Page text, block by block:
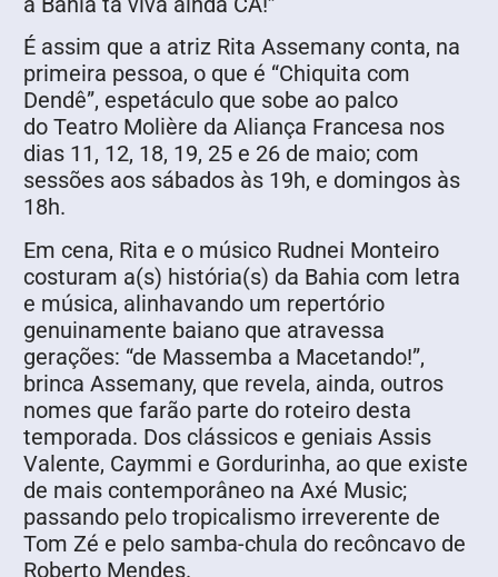
É assim que a atriz Rita Assemany conta, na
primeira pessoa, o que é “Chiquita com
Dendê”, espetáculo que sobe ao palco
do Teatro Molière da Aliança Francesa nos
dias 11, 12, 18, 19, 25 e 26 de maio; com
sessões aos sábados às 19h, e domingos às
18h.
Em cena, Rita e o músico Rudnei Monteiro
costuram a(s) história(s) da Bahia com letra
e música, alinhavando um repertório
genuinamente baiano que atravessa
gerações: “de Massemba a Macetando!”,
brinca Assemany, que revela, ainda, outros
nomes que farão parte do roteiro desta
temporada. Dos clássicos e geniais Assis
Valente, Caymmi e Gordurinha, ao que existe
de mais contemporâneo na Axé Music;
passando pelo tropicalismo irreverente de
Tom Zé e pelo samba-chula do recôncavo de
Roberto Mendes.